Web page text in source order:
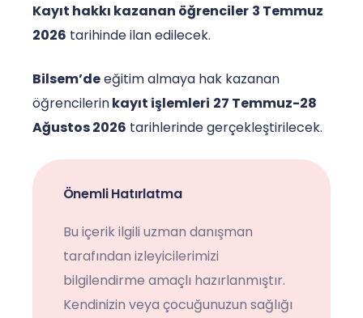
Kayıt hakkı kazanan öğrenciler 3 Temmuz
2026 tarihinde ilan edilecek.
Bilsem’deeğitim almaya hak kazanan
öğrencilerinkayıt işlemleri 27 Temmuz-28
Ağustos 2026 tarihlerinde gerçekleştirilecek.
Önemli Hatırlatma
Bu içerik ilgili uzman danışman
tarafından izleyicilerimizi
bilgilendirme amaçlı hazırlanmıştır.
Kendinizin veya çocuğunuzun sağlığı